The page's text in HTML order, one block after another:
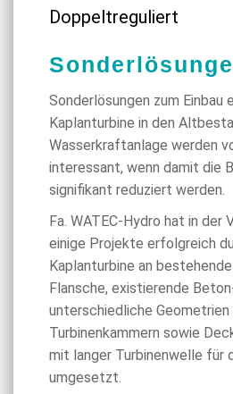
Doppeltreguliert
Sonderlösungen zum Einbau
Kaplanturbine in den
Wasserkraftanlage werden
interessant, wenn damit die
signifikant reduziert werden.
Fa. WATEC-Hydro hat in der
einige Projekte erfolgreich
Kaplanturbine an
Flansche, existierende
unterschiedliche
Turbinenkammern sowie
mit langer Turbinenwelle für
umgesetzt.